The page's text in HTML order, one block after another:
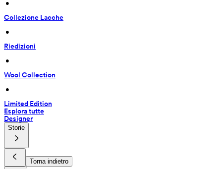
•
Collezione Lacche
•
Riedizioni
•
Wool Collection
•
Limited Edition
Esplora tutte
Designer
Storie
Torna indietro